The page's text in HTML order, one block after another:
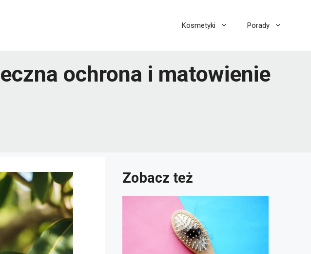
Kosmetyki Porady
ochrona i matowienie
Zobacz też